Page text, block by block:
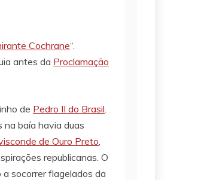
Cochrane“.
antes da Proclamação
de Pedro II do Brasil.
na baía havia duas
de Ouro Preto,
republicanas. O
socorrer flagelados da